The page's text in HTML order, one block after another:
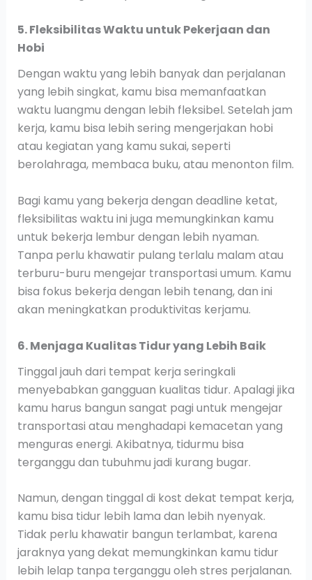
5. Fleksibilitas Waktu untuk Pekerjaan dan
Hobi
Dengan waktu yang lebih banyak dan perjalanan
yang lebih singkat, kamu bisa memanfaatkan
waktu luangmu dengan lebih fleksibel. Setelah jam
kerja, kamu bisa lebih sering mengerjakan hobi
atau kegiatan yang kamu sukai, seperti
berolahraga, membaca buku, atau menonton film.
Bagi kamu yang bekerja dengan deadline ketat,
fleksibilitas waktu ini juga memungkinkan kamu
untuk bekerja lembur dengan lebih nyaman.
Tanpa perlu khawatir pulang terlalu malam atau
terburu-buru mengejar transportasi umum. Kamu
bisa fokus bekerja dengan lebih tenang, dan ini
akan meningkatkan produktivitas kerjamu.
6. Menjaga Kualitas Tidur yang Lebih Baik
Tinggal jauh dari tempat kerja seringkali
menyebabkan gangguan kualitas tidur. Apalagi jika
kamu harus bangun sangat pagi untuk mengejar
transportasi atau menghadapi kemacetan yang
menguras energi. Akibatnya, tidurmu bisa
terganggu dan tubuhmu jadi kurang bugar.
Namun, dengan tinggal di kost dekat tempat kerja,
kamu bisa tidur lebih lama dan lebih nyenyak.
Tidak perlu khawatir bangun terlambat, karena
jaraknya yang dekat memungkinkan kamu tidur
lebih lelap tanpa terganggu oleh stres perjalanan.